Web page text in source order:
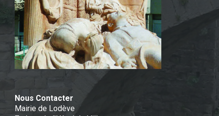
Nous Contacter
Mairie de Lodève